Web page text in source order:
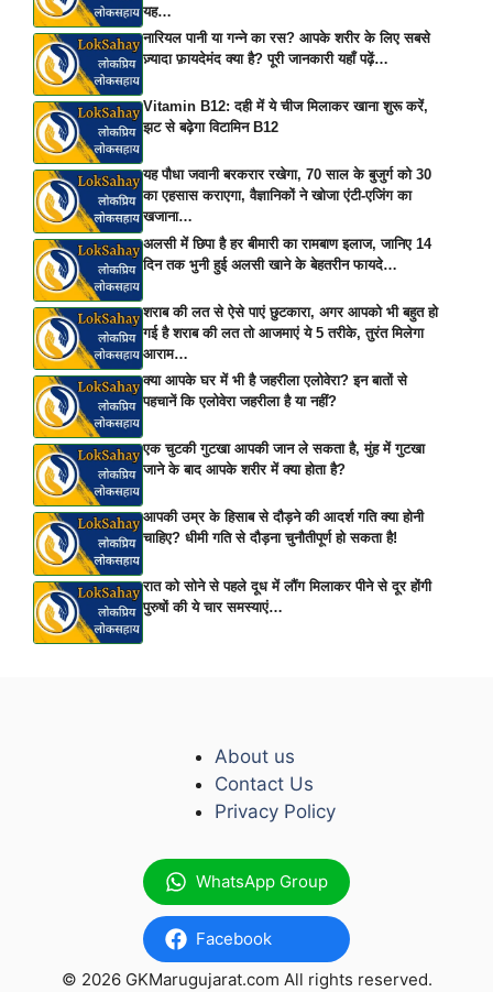
यह…
नारियल पानी या गन्ने का रस? आपके शरीर के लिए सबसे
ज़्यादा फ़ायदेमंद क्या है? पूरी जानकारी यहाँ पढ़ें…
Vitamin B12: दही में ये चीज मिलाकर खाना शुरू करें,
झट से बढ़ेगा विटामिन B12
यह पौधा जवानी बरकरार रखेगा, 70 साल के बुजुर्ग को 30
का एहसास कराएगा, वैज्ञानिकों ने खोजा एंटी-एजिंग का
खजाना…
अलसी में छिपा है हर बीमारी का रामबाण इलाज, जानिए 14
दिन तक भुनी हुई अलसी खाने के बेहतरीन फायदे…
शराब की लत से ऐसे पाएं छुटकारा, अगर आपको भी बहुत हो
गई है शराब की लत तो आजमाएं ये 5 तरीके, तुरंत मिलेगा
आराम…
क्या आपके घर में भी है जहरीला एलोवेरा? इन बातों से
पहचानें कि एलोवेरा जहरीला है या नहीं?
एक चुटकी गुटखा आपकी जान ले सकता है, मुंह में गुटखा
जाने के बाद आपके शरीर में क्या होता है?
आपकी उम्र के हिसाब से दौड़ने की आदर्श गति क्या होनी
चाहिए? धीमी गति से दौड़ना चुनौतीपूर्ण हो सकता है!
रात को सोने से पहले दूध में लौंग मिलाकर पीने से दूर होंगी
पुरुषों की ये चार समस्याएं…
WhatsApp Group
Facebook
About us
Contact Us
Privacy Policy
© 2026 GKMarugujarat.com All rights reserved.